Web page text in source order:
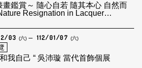
隨心自若 隨其本心 自然而
Resignation in Lacquer
03 (六) 112/01/07 (六)
我自己 “ 吳沛璇 當代首飾個展